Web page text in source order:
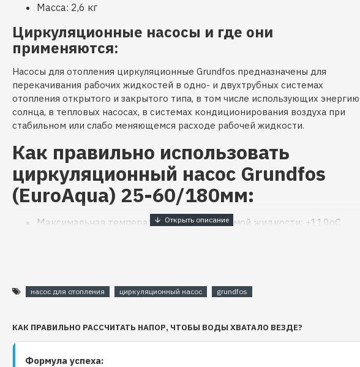
Масса: 2,6 кг
Циркуляционные насосы и где они
применяются:
Насосы для отопления циркуляционные Grundfos предназначены для
перекачивания рабочих жидкостей в одно- и двухтрубных системах
отопления открытого и закрытого типа, в том числе использующих энергию
солнца, в тепловых насосах, в системах кондиционирования воздуха при
стабильном или слабо меняющемся расходе рабочей жидкости.
Как правильно использовать
циркуляционный насос Grundfos
(EuroAqua) 25-60/180мм:
Максимальная температура перекачиваемой жидкости: +110оС
Grundfos (EuroAqua) 25-60/180мм и
его конструкция:
насос для отопления циркуляционный насос grundfos
КАК ПРАВИЛЬНО РАССЧИТАТЬ НАПОР, ЧТОБЫ ВОДЫ ХВАТАЛО ВЕЗДЕ?
Формула успеха: